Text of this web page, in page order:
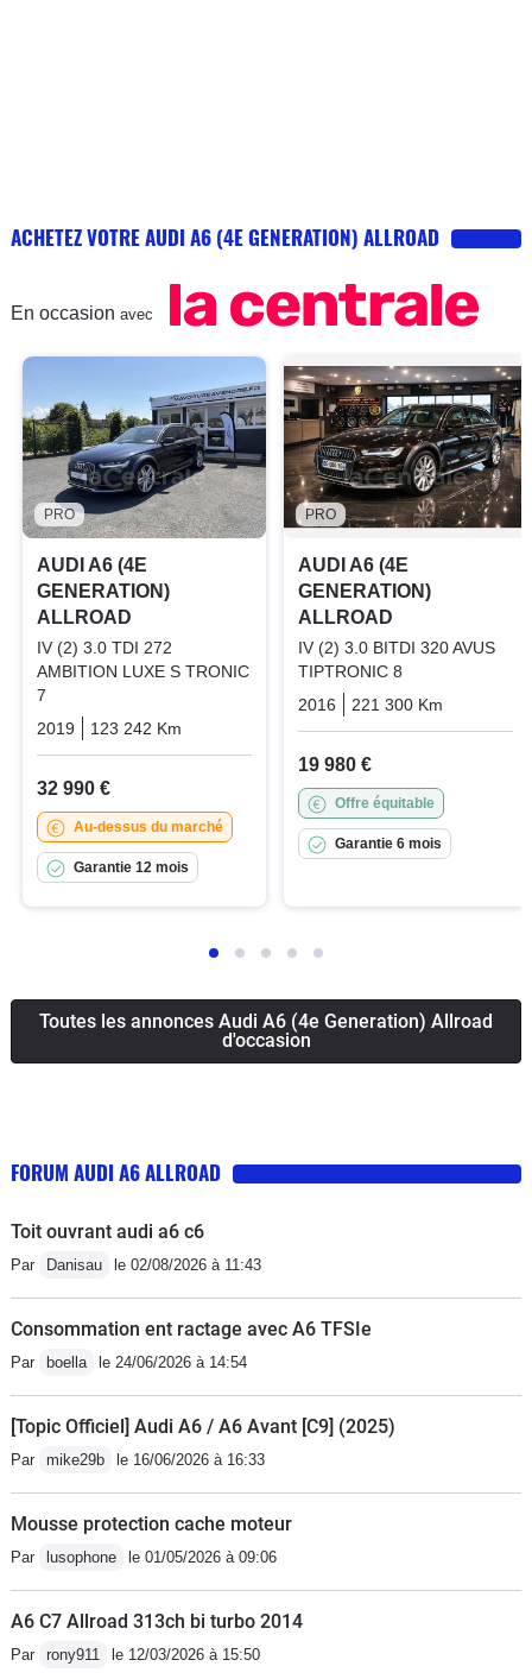
ACHETEZ VOTRE AUDI A6 (4E GENERATION) ALLROAD
En occasion avec
PRO
AUDI A6 (4E
GENERATION)
ALLROAD
IV (2) 3.0 TDI 272
AMBITION LUXE S TRONIC
7
2019
123 242 Km Diesel
32 990 €
Au-dessus du marché
Garantie 12 mois
PRO
AUDI A6 (4E
GENERATION)
ALLROAD
IV (2) 3.0 BITDI 320 AVUS
TIPTRONIC 8
2016
221 300 Km
19 980 €
Offre équitable
Garantie 6 mois
Toutes les annonces Audi A6 (4e Generation) Allroad
d'occasion
FORUM AUDI A6 ALLROAD
Toit ouvrant audi a6 c6
Par Danisau le 02/08/2026 à 11:43
Consommation ent ractage avec A6 TFSIe
Par boella le 24/06/2026 à 14:54
[Topic Officiel] Audi A6 / A6 Avant [C9] (2025)
Par mike29b le 16/06/2026 à 16:33
Mousse protection cache moteur
Par lusophone le 01/05/2026 à 09:06
A6 C7 Allroad 313ch bi turbo 2014
Par rony911 le 12/03/2026 à 15:50